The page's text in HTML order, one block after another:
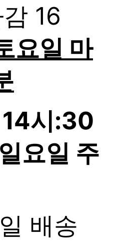
16
요일 마
시:30
요일 주
배송